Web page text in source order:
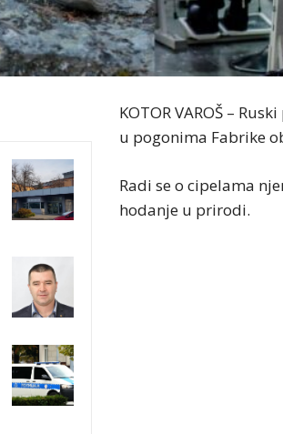
KOTOR VAROŠ –
u pogonima Fabrike
Radi se o cipelama
hodanje u prirodi.